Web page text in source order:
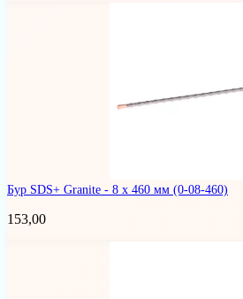
Бур SDS+ Granite - 8 х 460 мм (0-08-460)
153,00